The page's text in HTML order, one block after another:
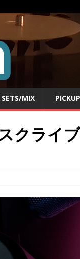
SETS/MIX
クライ